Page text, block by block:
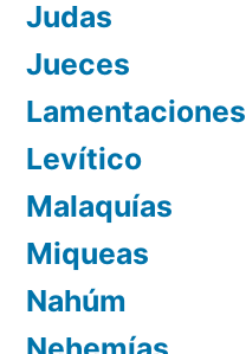
Judas
Jueces
Lamentaciones
Levítico
Malaquías
Miqueas
Nahúm